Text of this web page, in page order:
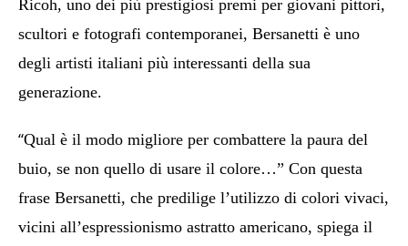
Ricoh, uno dei più prestigiosi premi per giovani pittori,
scultori e fotografi contemporanei, Bersanetti è uno
degli artisti italiani più interessanti della sua
generazione.
“Qual è il modo migliore per combattere la paura del
buio, se non quello di usare il colore…” Con questa
frase Bersanetti, che predilige l’utilizzo di colori vivaci,
vicini all’espressionismo astratto americano, spiega il